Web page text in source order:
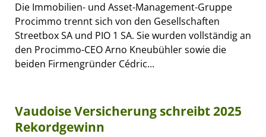
Die Immobilien- und Asset-Management-Gruppe
Procimmo trennt sich von den Gesellschaften
Streetbox SA und PIO 1 SA. Sie wurden vollständig an
den Procimmo-CEO Arno Kneubühler sowie die
beiden Firmengründer Cédric...
Vaudoise Versicherung schreibt 2025
Rekordgewinn